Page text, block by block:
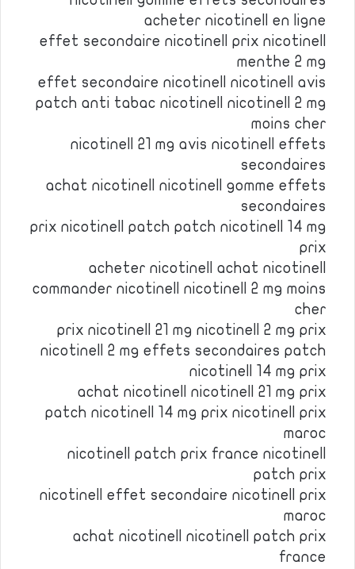
acheter nicotinell en ligne
effet secondaire nicotinell prix nicotinell
menthe 2 mg
effet secondaire nicotinell nicotinell avis
patch anti tabac nicotinell nicotinell 2 mg
moins cher
nicotinell 21 mg avis nicotinell effets
secondaires
achat nicotinell nicotinell gomme effets
secondaires
prix nicotinell patch patch nicotinell 14 mg
prix
acheter nicotinell achat nicotinell
commander nicotinell nicotinell 2 mg moins
cher
prix nicotinell 21 mg nicotinell 2 mg prix
nicotinell 2 mg effets secondaires patch
nicotinell 14 mg prix
achat nicotinell nicotinell 21 mg prix
patch nicotinell 14 mg prix nicotinell prix
maroc
nicotinell patch prix france nicotinell
patch prix
nicotinell effet secondaire nicotinell prix
maroc
achat nicotinell nicotinell patch prix
france